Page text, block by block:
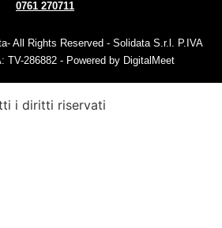
0761 270711
All Rights Reserved - Solidata S.r.l. P.IVA
TV-286882 - Powered by DigitalMeet
i diritti riservati